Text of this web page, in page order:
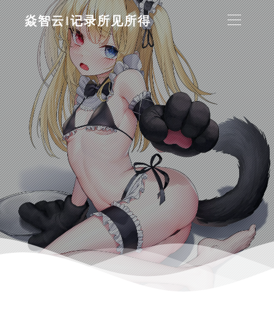
焱智云|记录所见所得